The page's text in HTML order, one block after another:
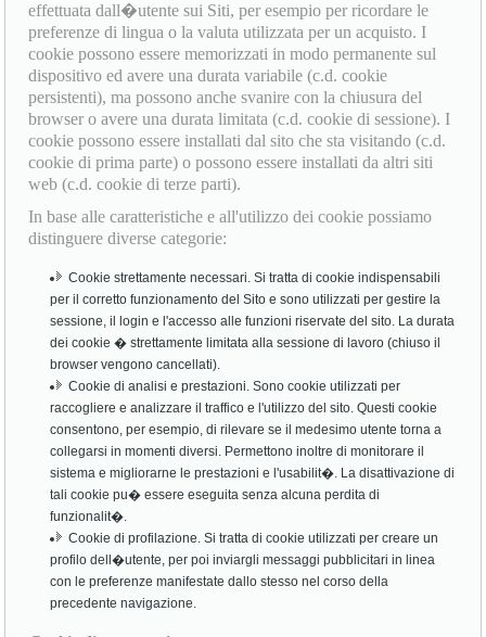
effettuata dall�utente sui Siti, per esempio per ricordare le
preferenze di lingua o la valuta utilizzata per un acquisto. I
cookie possono essere memorizzati in modo permanente sul
dispositivo ed avere una durata variabile (c.d. cookie
persistenti), ma possono anche svanire con la chiusura del
browser o avere una durata limitata (c.d. cookie di sessione). I
cookie possono essere installati dal sito che sta visitando (c.d.
cookie di prima parte) o possono essere installati da altri siti
web (c.d. cookie di terze parti).
In base alle caratteristiche e all'utilizzo dei cookie possiamo
distinguere diverse categorie:
Cookie strettamente necessari. Si tratta di cookie indispensabili
per il corretto funzionamento del Sito e sono utilizzati per gestire la
sessione, il login e l'accesso alle funzioni riservate del sito. La durata
dei cookie � strettamente limitata alla sessione di lavoro (chiuso il
browser vengono cancellati).
Cookie di analisi e prestazioni. Sono cookie utilizzati per
raccogliere e analizzare il traffico e l'utilizzo del sito. Questi cookie
consentono, per esempio, di rilevare se il medesimo utente torna a
collegarsi in momenti diversi. Permettono inoltre di monitorare il
sistema e migliorarne le prestazioni e l'usabilit�. La disattivazione di
tali cookie pu� essere eseguita senza alcuna perdita di
funzionalit�.
Cookie di profilazione. Si tratta di cookie utilizzati per creare un
profilo dell�utente, per poi inviargli messaggi pubblicitari in linea
con le preferenze manifestate dallo stesso nel corso della
precedente navigazione.